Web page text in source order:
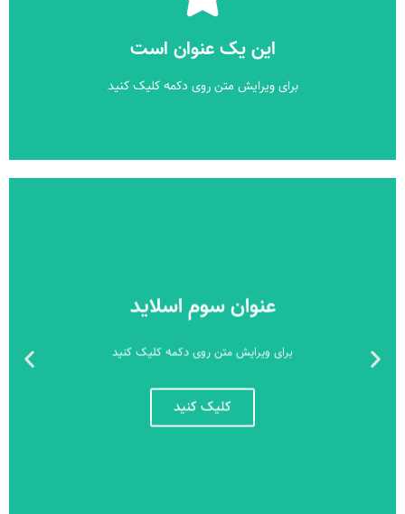
این یک عنوان است
برای ویرایش متن روی دکمه کلیک کنید
این یک عنوان است
برای ویرایش متن روی دکمه کلیک کنید
عنوان سوم اسلاید
برای ویرایش متن روی دکمه کلیک کنید
کلیک کنید